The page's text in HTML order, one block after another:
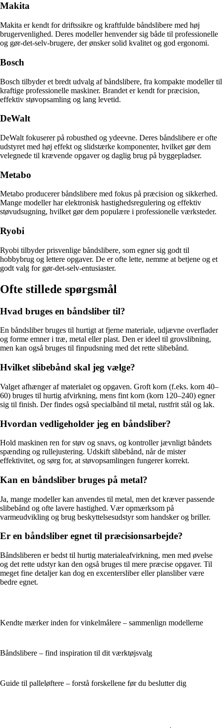
Makita
Makita er kendt for driftssikre og kraftfulde båndslibere med høj
brugervenlighed. Deres modeller henvender sig både til professionelle
og gør-det-selv-brugere, der ønsker solid kvalitet og god ergonomi.
Bosch
Bosch tilbyder et bredt udvalg af båndslibere, fra kompakte modeller til
kraftige professionelle maskiner. Brandet er kendt for præcision,
effektiv støvopsamling og lang levetid.
DeWalt
DeWalt fokuserer på robusthed og ydeevne. Deres båndslibere er ofte
udstyret med høj effekt og slidstærke komponenter, hvilket gør dem
velegnede til krævende opgaver og daglig brug på byggepladser.
Metabo
Metabo producerer båndslibere med fokus på præcision og sikkerhed.
Mange modeller har elektronisk hastighedsregulering og effektiv
støvudsugning, hvilket gør dem populære i professionelle værksteder.
Ryobi
Ryobi tilbyder prisvenlige båndslibere, som egner sig godt til
hobbybrug og lettere opgaver. De er ofte lette, nemme at betjene og et
godt valg for gør-det-selv-entusiaster.
Ofte stillede spørgsmål
Hvad bruges en båndsliber til?
En båndsliber bruges til hurtigt at fjerne materiale, udjævne overflader
og forme emner i træ, metal eller plast. Den er ideel til grovslibning,
men kan også bruges til finpudsning med det rette slibebånd.
Hvilket slibebånd skal jeg vælge?
Valget afhænger af materialet og opgaven. Groft korn (f.eks. korn 40–
60) bruges til hurtig afvirkning, mens fint korn (korn 120–240) egner
sig til finish. Der findes også specialbånd til metal, rustfrit stål og lak.
Hvordan vedligeholder jeg en båndsliber?
Hold maskinen ren for støv og snavs, og kontroller jævnligt båndets
spænding og rullejustering. Udskift slibebånd, når de mister
effektivitet, og sørg for, at støvopsamlingen fungerer korrekt.
Kan en båndsliber bruges på metal?
Ja, mange modeller kan anvendes til metal, men det kræver passende
slibebånd og ofte lavere hastighed. Vær opmærksom på
varmeudvikling og brug beskyttelsesudstyr som handsker og briller.
Er en båndsliber egnet til præcisionsarbejde?
Båndsliberen er bedst til hurtig materialeafvirkning, men med øvelse
og det rette udstyr kan den også bruges til mere præcise opgaver. Til
meget fine detaljer kan dog en excentersliber eller plansliber være
bedre egnet.
Kendte mærker inden for vinkelmålere – sammenlign modellerne
Båndslibere – find inspiration til dit værktøjsvalg
Guide til palleløftere – forstå forskellene før du beslutter dig